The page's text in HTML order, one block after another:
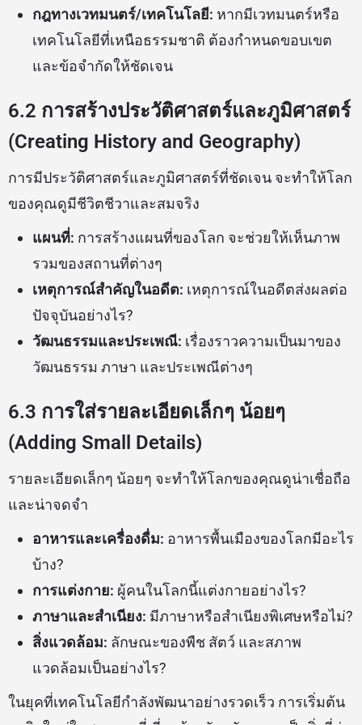
กฎทางเวทมนตร์/เทคโนโลยี: หากมีเวทมนตร์หรือ
เทคโนโลยีที่เหนือธรรมชาติ ต้องกำหนดขอบเขต
และข้อจำกัดให้ชัดเจน
6.2 การสร้างประวัติศาสตร์และภูมิศาสตร์
(Creating History and Geography)
การมีประวัติศาสตร์และภูมิศาสตร์ที่ชัดเจน จะทำให้โลก
ของคุณดูมีชีวิตชีวาและสมจริง
แผนที่: การสร้างแผนที่ของโลก จะช่วยให้เห็นภาพ
รวมของสถานที่ต่างๆ
เหตุการณ์สำคัญในอดีต: เหตุการณ์ในอดีตส่งผลต่อ
ปัจจุบันอย่างไร?
วัฒนธรรมและประเพณี: เรื่องราวความเป็นมาของ
วัฒนธรรม ภาษา และประเพณีต่างๆ
6.3 การใส่รายละเอียดเล็กๆ น้อยๆ
(Adding Small Details)
รายละเอียดเล็กๆ น้อยๆ จะทำให้โลกของคุณดูน่าเชื่อถือ
และน่าจดจำ
อาหารและเครื่องดื่ม: อาหารพื้นเมืองของโลกมีอะไร
บ้าง?
การแต่งกาย: ผู้คนในโลกนี้แต่งกายอย่างไร?
ภาษาและสำเนียง: มีภาษาหรือสำเนียงพิเศษหรือไม่?
สิ่งแวดล้อม: ลักษณะของพืช สัตว์ และสภาพ
แวดล้อมเป็นอย่างไร?
ในยุคที่เทคโนโลยีกำลังพัฒนาอย่างรวดเร็ว การเริ่มต้น